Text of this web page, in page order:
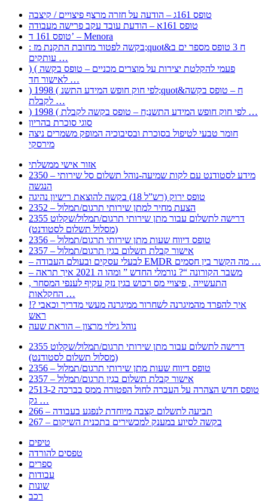
טופס 161ג – הודעה על חזרה מרצף פיצויים / קיצבה
טופס 161א – הודעת עובד עקב פרישה מעבודה
טופס 161 ד’ – Menora
: בקשה לפטור מחובת התקנת מז;quot&ח 3 טופס מספר ים ב
עותקים …
) ( פעמי להקלטת יצירות על מוצרים מכניים – טופס בקשה
לאישור חד …
) 1998 ( לפי חוק חופש המידע התשנ;quot&ח – טופס בקשה
לקבלת …
) 1998 ( לפי חוק חופש המידע התשנ;ח – טופס בקשה לקבלת …
סוגי סוכרת בהריון
חומר טבעי לטיפול בסוכרת ובסיבוכיה המופק משמרים ניצה
מירסקי
אזור אישי ממשלתי
2350 – מידע לסטודנט עם לקות שמיעה-נוהל תשלום סל שירותי
הנגשה
טופס ירוק (רש”ל 18) בקשה להוצאת רישיון נהיגה
2352 – הצעת מחיר למתן שירותי תרגום/תמלול
2355 דרישה לתשלום עבור מתן שירותי תרגום/תמלול/שקלוט
(מסלול תשלום לסטודנט)
2356 – טופס דיווח שעות מתן שירותי תרגום/תמלול
2357 – אישור קבלת תשלום בגין תרגום/תמלול
– לבעלי עסקים ובעולם העבודה EMDR מה הקשר בין חסמים …
– משבר הקורונה “? נורמלי החדש ” ומהו ה 2021 איך תראה
, התעשייה , פיצויי מס רכוש בגין נזק עקיף לענפי המסחר
החקלאות …
!? איך להפרד מהמיגרנה לשחרור ממיגרנה מעשי מדריך וכאבי
ראש
נוהל גילוי מרצון – הוראת שעה
2355 דרישה לתשלום עבור מתן שירותי תרגום/תמלול/שקלוט
(מסלול תשלום לסטודנט)
2356 – טופס דיווח שעות מתן שירותי תרגום/תמלול
2357 – אישור קבלת תשלום בגין תרגום/תמלול
2513-2 טופס חדש הצהרה על העברה לחול הפטורה ממס בברכה
גק …
266 – תביעה לתשלום קצבה מיוחדת לנפגע בעבודה
267 – בקשה לסיוע במענק למכשירים בתכנית השיקום
טיפים
טפסים להורדה
ספרים
עבודות
שונות
רכב